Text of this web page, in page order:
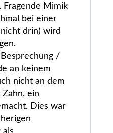
Fragende Mimik
bei einer
drin) wird
/
an keinem
nicht an dem
Zahn, ein
Dies war
als